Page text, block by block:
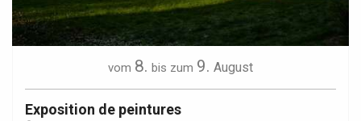
vom 8. bis zum 9. August
Exposition de peintures